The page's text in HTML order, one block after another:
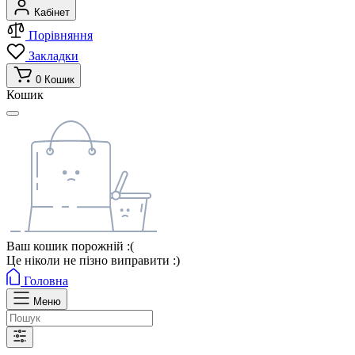
Кабінет
Порівняння
Закладки
0 Кошик
Кошик
Ваш кошик порожній :(
Це ніколи не пізно виправити :)
Головна
Меню